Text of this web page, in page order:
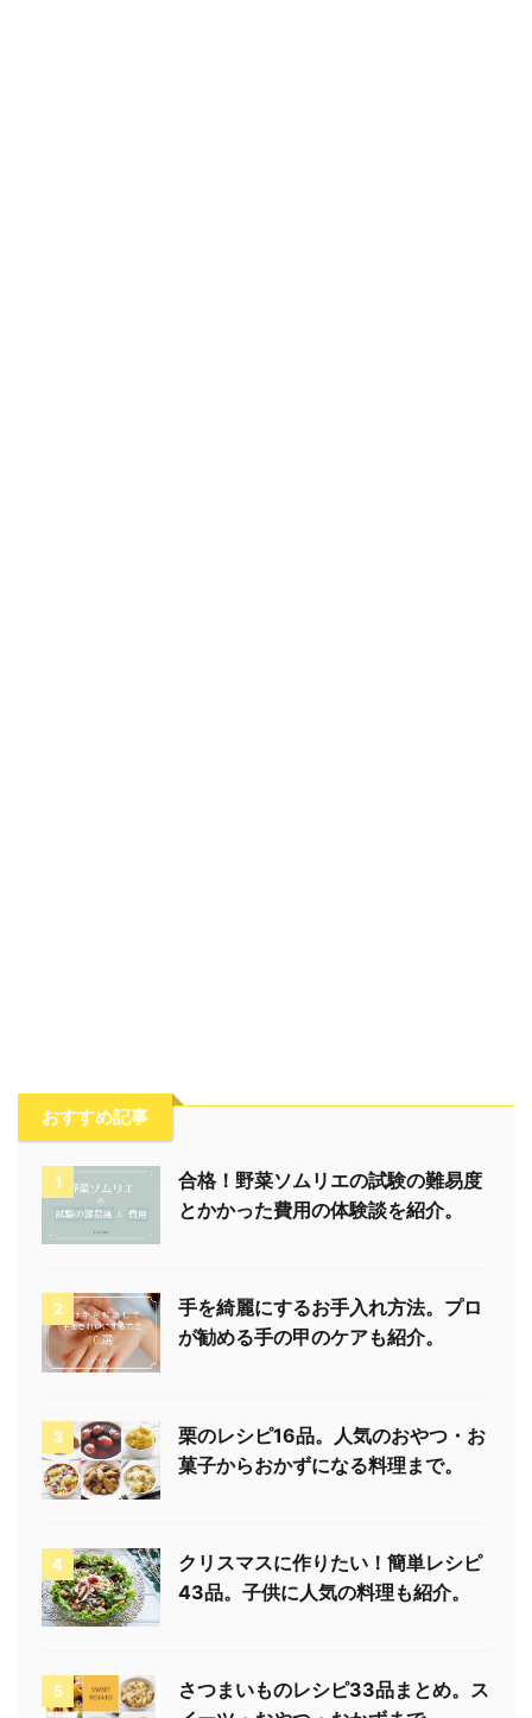
おすすめ記事
1
合格！野菜ソムリエの試験の難易度
とかかった費用の体験談を紹介。
2
手を綺麗にするお手入れ方法。プロ
が勧める手の甲のケアも紹介。
3
栗のレシピ16品。人気のおやつ・お
菓子からおかずになる料理まで。
4
クリスマスに作りたい！簡単レシピ
43品。子供に人気の料理も紹介。
5
さつまいものレシピ33品まとめ。ス